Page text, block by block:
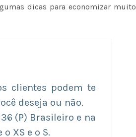
dicas para economizar muito
clientes podem te
deseja ou não.
(P) Brasileiro e na
XS e o S.